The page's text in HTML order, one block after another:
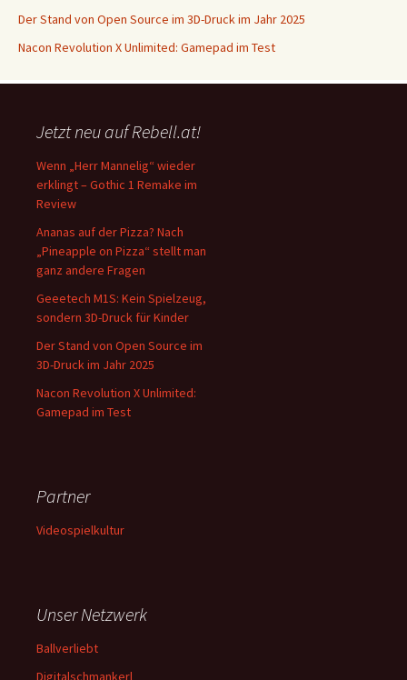
Der Stand von Open Source im 3D-Druck im Jahr 2025
Nacon Revolution X Unlimited: Gamepad im Test
Jetzt neu auf Rebell.at!
Wenn „Herr Mannelig“ wieder
erklingt – Gothic 1 Remake im
Review
Ananas auf der Pizza? Nach
„Pineapple on Pizza“ stellt man
ganz andere Fragen
Geeetech M1S: Kein Spielzeug,
sondern 3D-Druck für Kinder
Der Stand von Open Source im
3D-Druck im Jahr 2025
Nacon Revolution X Unlimited:
Gamepad im Test
Partner
Videospielkultur
Unser Netzwerk
Ballverliebt
Digitalschmankerl